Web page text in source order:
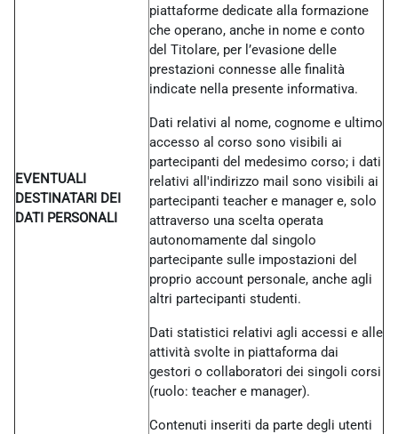
EVENTUALI
DESTINATARI DEI
DATI PERSONALI
piattaforme dedicate alla formazione
che operano, anche in nome e conto
del Titolare, per l’evasione delle
prestazioni connesse alle finalità
indicate nella presente informativa.
Dati relativi al nome, cognome e ultimo
accesso al corso sono visibili ai
partecipanti del medesimo corso; i dati
relativi all'indirizzo mail sono visibili ai
partecipanti teacher e manager e, solo
attraverso una scelta operata
autonomamente dal singolo
partecipante sulle impostazioni del
proprio account personale, anche agli
altri partecipanti studenti.
Dati statistici relativi agli accessi e alle
attività svolte in piattaforma dai
gestori o collaboratori dei singoli corsi
(ruolo: teacher e manager).
Contenuti inseriti da parte degli utenti